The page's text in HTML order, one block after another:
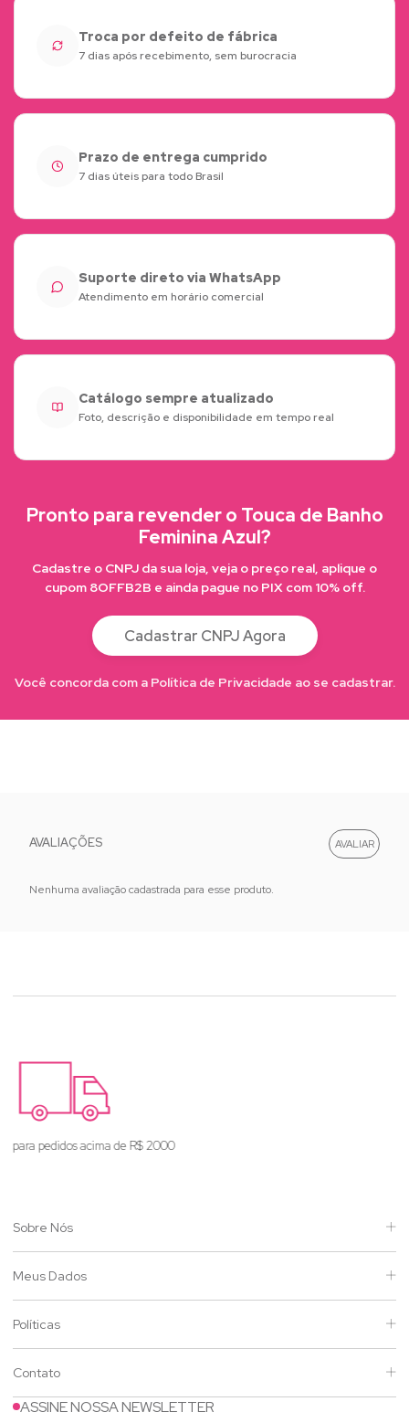
Troca por defeito de fábrica
7 dias após recebimento, sem burocracia
Prazo de entrega cumprido
7 dias úteis para todo Brasil
Suporte direto via WhatsApp
Atendimento em horário comercial
Catálogo sempre atualizado
Foto, descrição e disponibilidade em tempo real
Pronto para revender o Touca de Banho
Feminina Azul?
Cadastre o CNPJ da sua loja, veja o preço real, aplique o
cupom 8OFFB2B e ainda pague no PIX com 10% off.
Cadastrar CNPJ Agora
Você concorda com a Política de Privacidade ao se cadastrar.
AVALIAÇÕES
Nenhuma avaliação cadastrada para esse produto.
Enviamos para todo o Brasil
Sobre Nós
Meus Dados
Políticas
Contato
ASSINE NOSSA NEWSLETTER